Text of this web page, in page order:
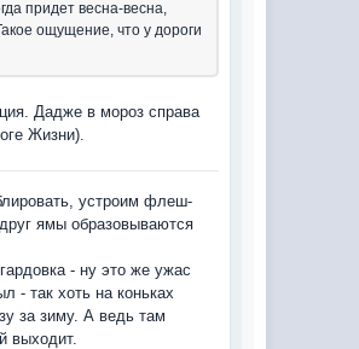
придет весна-весна,
ощущение, что у дороги
Дадже в мороз справа
Жизни).
устроим флеш-
ямы образовываются
- ну это же ужас
- так хоть на коньках
за зиму. А ведь там
выходит.